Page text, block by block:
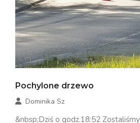
Pochylone drzewo
Dominika Sz
&nbsp;Dziś o godz.18:52